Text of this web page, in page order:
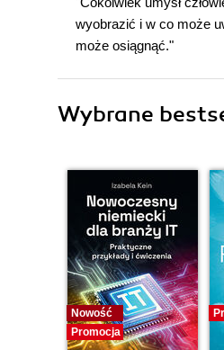
wyobrazić i w co może
może osiągnąć."
Wybrane
Nowość
Promocja